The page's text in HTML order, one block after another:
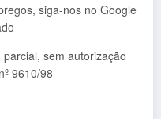
siga-nos no Google
sem autorização
9610/98